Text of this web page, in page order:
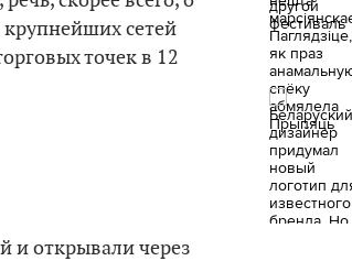
крупнейших сетей
точек в 12
и открывали через